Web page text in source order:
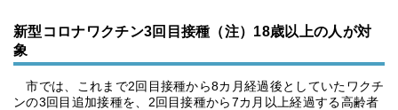
新型コロナワクチン3回目接種（注）18歳以上の人が対
象
市では、これまで2回目接種から8カ月経過後としていたワクチ
ンの3回目追加接種を、2回目接種から7カ月以上経過する高齢者